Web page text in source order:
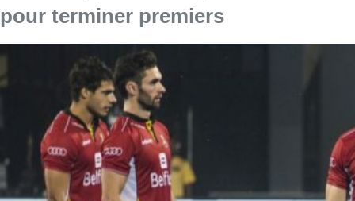
pour terminer premiers